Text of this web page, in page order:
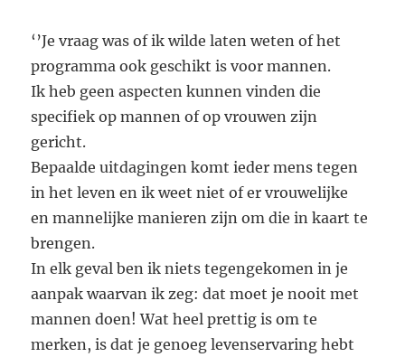
‘’Je vraag was of ik wilde laten weten of het
programma ook geschikt is voor mannen.
Ik heb geen aspecten kunnen vinden die
specifiek op mannen of op vrouwen zijn
gericht.
Bepaalde uitdagingen komt ieder mens tegen
in het leven en ik weet niet of er vrouwelijke
en mannelijke manieren zijn om die in kaart te
brengen.
In elk geval ben ik niets tegengekomen in je
aanpak waarvan ik zeg: dat moet je nooit met
mannen doen! Wat heel prettig is om te
merken, is dat je genoeg levenservaring hebt